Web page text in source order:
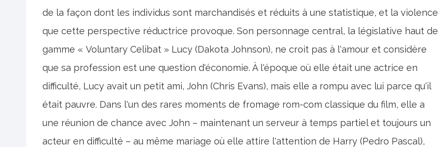
de la façon dont les individus sont marchandisés et réduits à une statistique, et la violence
que cette perspective réductrice provoque. Son personnage central, la législative haut de
gamme « Voluntary Celibat » Lucy (Dakota Johnson), ne croit pas à l'amour et considère
que sa profession est une question d'économie. À l'époque où elle était une actrice en
difficulté, Lucy avait un petit ami, John (Chris Evans), mais elle a rompu avec lui parce qu'il
était pauvre. Dans l'un des rares moments de fromage rom-com classique du film, elle a
une réunion de chance avec John – maintenant un serveur à temps partiel et toujours un
acteur en difficulté – au même mariage où elle attire l'attention de Harry (Pedro Pascal),